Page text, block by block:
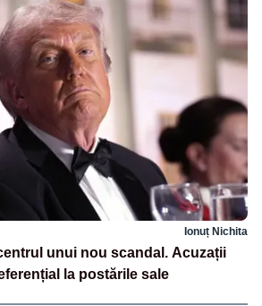
Ionuț Nichita
unui nou scandal. Acuzații
la postările sale